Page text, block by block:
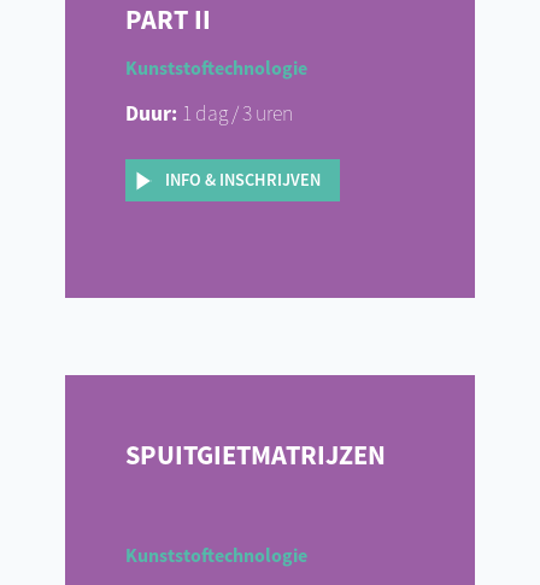
PART II
Kunststoftechnologie
Duur: 1 dag / 3 uren
INFO & INSCHRIJVEN
SPUITGIETMATRIJZEN
Kunststoftechnologie